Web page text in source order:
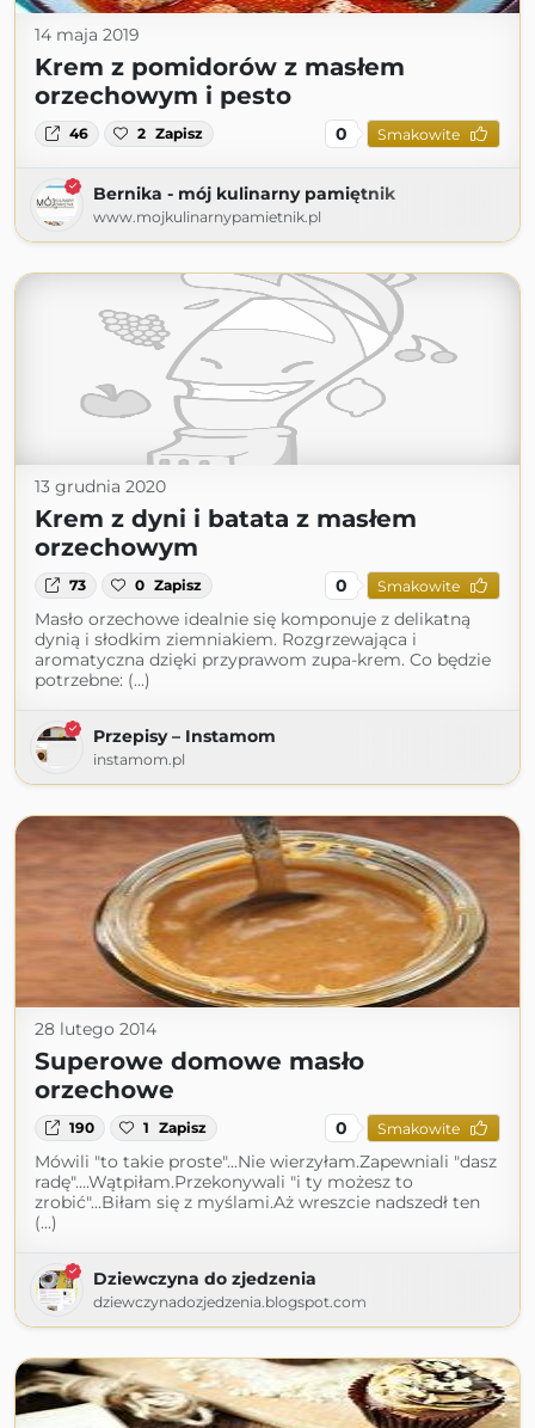
14 maja 2019
Krem z pomidorów z masłem
orzechowym i pesto
46 2 Zapisz 0 Smakowite
Bernika - mój kulinarny pamiętnik
www.mojkulinarnypamietnik.pl
13 grudnia 2020
Krem z dyni i batata z masłem
orzechowym
73 0 Zapisz 0 Smakowite
Masło orzechowe idealnie się komponuje z delikatną
dynią i słodkim ziemniakiem. Rozgrzewająca i
aromatyczna dzięki przyprawom zupa-krem. Co będzie
potrzebne: (...)
Przepisy – Instamom
instamom.pl
28 lutego 2014
Superowe domowe masło
orzechowe
190 1 Zapisz 0 Smakowite
Mówili "to takie proste"...Nie wierzyłam.Zapewniali "dasz
radę"....Wątpiłam.Przekonywali "i ty możesz to
zrobić"...Biłam się z myślami.Aż wreszcie nadszedł ten
(...)
Dziewczyna do zjedzenia
dziewczynadozjedzenia.blogspot.com